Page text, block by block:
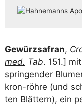
Gewürz­sa­fran,
med. Tab. 151.]
sprin­gen­der
kron-röh­re (und
ten Blät­tern), ein